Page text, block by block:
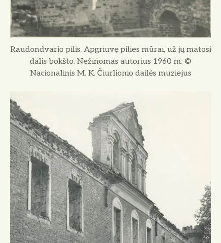
Raudondvario pilis. Apgriuvę pilies mūrai, už jų matosi
dalis bokšto. Nežinomas autorius 1960 m. ©
Nacionalinis M. K. Čiurlionio dailės muziejus